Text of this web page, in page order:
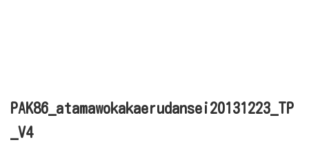
PAK86_atamawokakaerudansei20131223_TP
_V4